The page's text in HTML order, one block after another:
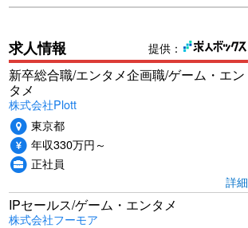
提供：
求人情報
新卒総合職/エンタメ企画職/ゲーム・エン
タメ
株式会社Plott
東京都
年収330万円～
正社員
詳細
IPセールス/ゲーム・エンタメ
株式会社フーモア